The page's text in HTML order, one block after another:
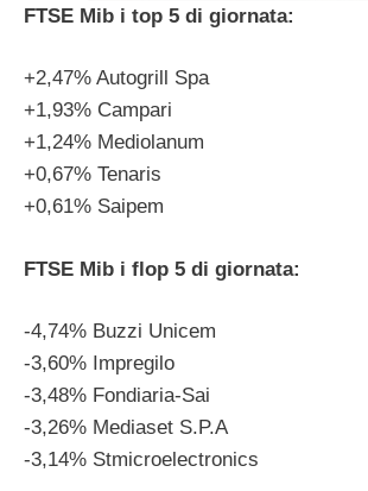
FTSE Mib i top 5 di giornata:
+2,47% Autogrill Spa
+1,93% Campari
+1,24% Mediolanum
+0,67% Tenaris
+0,61% Saipem
FTSE Mib i flop 5 di giornata:
-4,74% Buzzi Unicem
-3,60% Impregilo
-3,48% Fondiaria-Sai
-3,26% Mediaset S.P.A
-3,14% Stmicroelectronics